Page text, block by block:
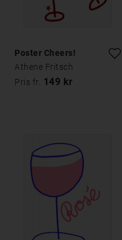
Poster Cheers!
Athene Fritsch
Pris fr. 149 kr